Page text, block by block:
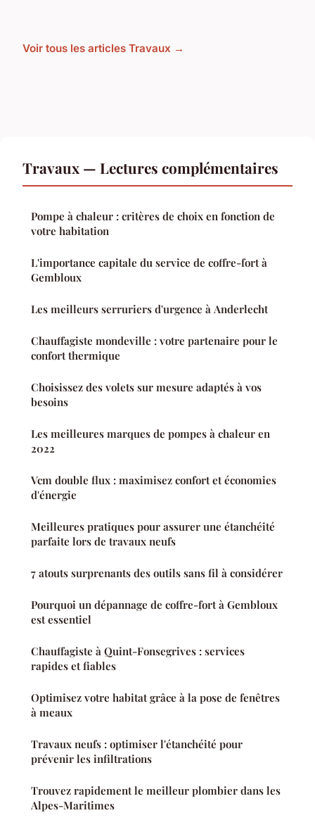
Voir tous les articles Travaux →
Travaux — Lectures complémentaires
Pompe à chaleur : critères de choix en fonction de
votre habitation
L'importance capitale du service de coffre-fort à
Gembloux
Les meilleurs serruriers d'urgence à Anderlecht
Chauffagiste mondeville : votre partenaire pour le
confort thermique
Choisissez des volets sur mesure adaptés à vos
besoins
Les meilleures marques de pompes à chaleur en
2022
Vcm double flux : maximisez confort et économies
d'énergie
Meilleures pratiques pour assurer une étanchéité
parfaite lors de travaux neufs
7 atouts surprenants des outils sans fil à considérer
Pourquoi un dépannage de coffre-fort à Gembloux
est essentiel
Chauffagiste à Quint-Fonsegrives : services
rapides et fiables
Optimisez votre habitat grâce à la pose de fenêtres
à meaux
Travaux neufs : optimiser l'étanchéité pour
prévenir les infiltrations
Trouvez rapidement le meilleur plombier dans les
Alpes-Maritimes